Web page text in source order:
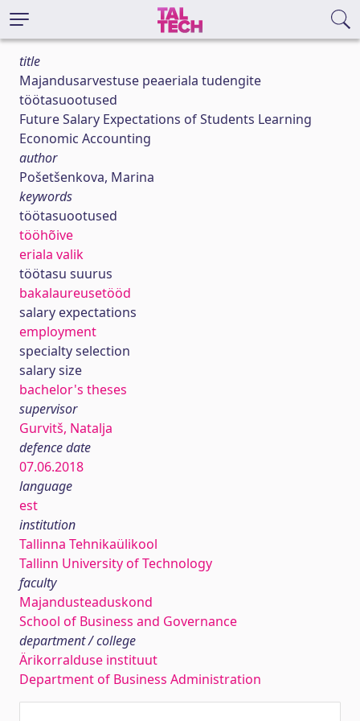
title
Majandusarvestuse peaeriala tudengite
töötasuootused
Future Salary Expectations of Students Learning
Economic Accounting
author
Pošetšenkova, Marina
keywords
töötasuootused
tööhõive
eriala valik
töötasu suurus
bakalaureusetööd
salary expectations
employment
specialty selection
salary size
bachelor's theses
supervisor
Gurvitš, Natalja
defence date
07.06.2018
language
est
institution
Tallinna Tehnikaülikool
Tallinn University of Technology
faculty
Majandusteaduskond
School of Business and Governance
department / college
Ärikorralduse instituut
Department of Business Administration